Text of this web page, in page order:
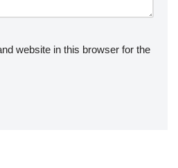
website in this browser for the